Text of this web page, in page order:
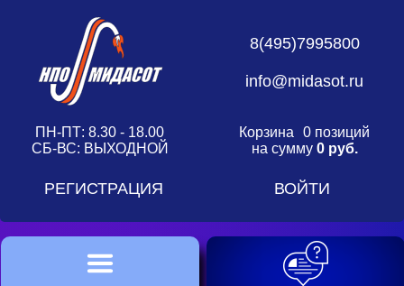
8(495)7995800
info@midasot.ru
ПН-ПТ: 8.30 - 18.00
СБ-ВС: ВЫХОДНОЙ
Корзина
0 позиций
на сумму 0 руб.
РЕГИСТРАЦИЯ ВОЙТИ